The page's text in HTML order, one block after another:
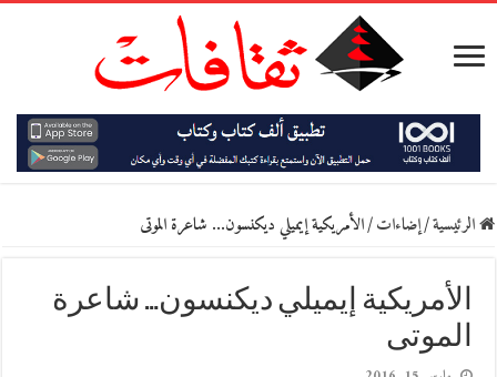
الرئيسية/إضاءات/الأمريكية إيميلي ديكنسون… شاعرة الموتى
الأمريكية إيميلي ديكنسون… شاعرة
الموتى